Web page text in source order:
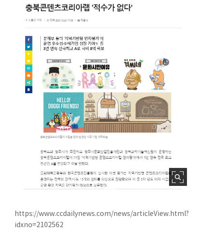
https://www.ccdailynews.com/news/articleView.html?
idxno=2102562